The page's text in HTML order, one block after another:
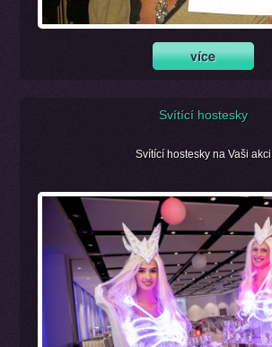
Svítící hostesky
Svítící hostesky na Vaši akci